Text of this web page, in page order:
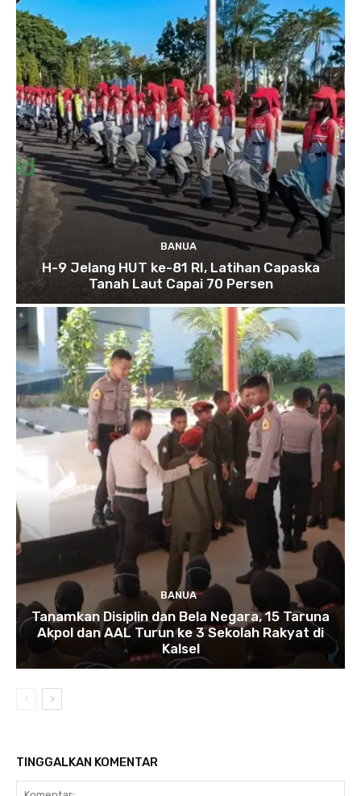
BANUA
H-9 Jelang HUT ke-81 RI, Latihan Capaska
Tanah Laut Capai 70 Persen
BANUA
Tanamkan Disiplin dan Bela Negara, 15 Taruna
Akpol dan AAL Turun ke 3 Sekolah Rakyat di
Kalsel
TINGGALKAN KOMENTAR